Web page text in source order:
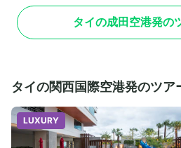
タイの成田空港発の
タイの関西国際空港発のツア
LUXURY